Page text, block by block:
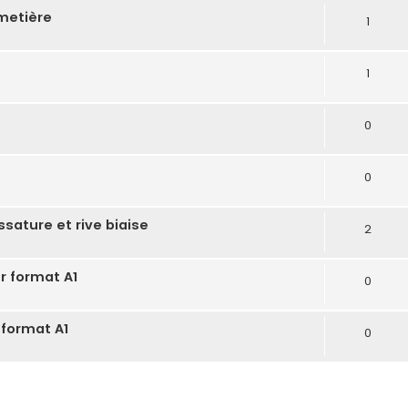
1
1
0
0
et rive biaise 2
format A1 0
A1 0